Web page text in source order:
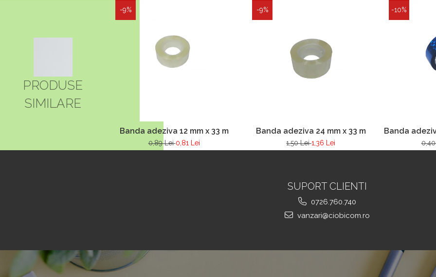
PRODUSE
SIMILARE
-9%
Banda adeziva 12 mm x 33 m
0,89 Lei0,81 Lei
-9%
Banda adeziva 24 mm x 33 m
1,50 Lei1,36 Lei
-10%
Banda
SUPORT CLIENTI
0726.760.740
vanzari@ciobicom.ro